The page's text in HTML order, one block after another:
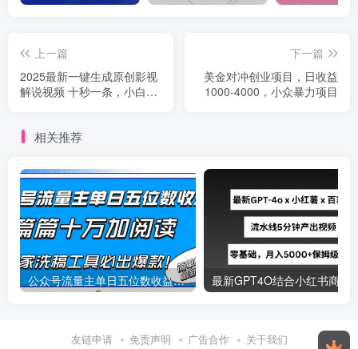
上一篇
2025最新一键生成原创影视
解说视频 十秒一条，小白也
下一篇
美金对冲创业项目，日收益
1000-4000，小众暴力项目
相关推荐
公众号流量主单日五位数收益，篇篇十万加阅读独家洗稿工具必出爆款！
友链申请 免责声明 广告合作 关于我们